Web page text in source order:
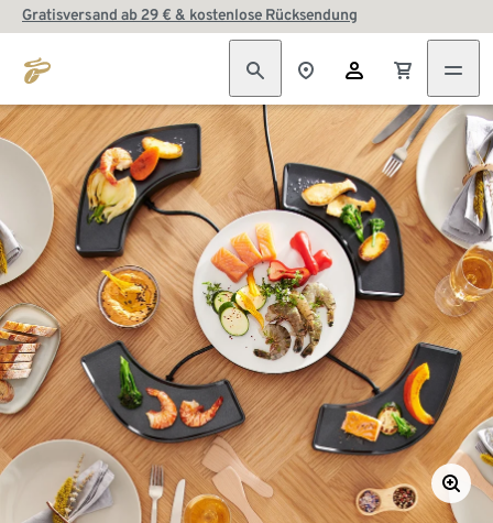
Gratisversand ab 29 € & kostenlose Rücksendung